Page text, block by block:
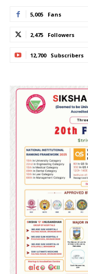
5,005 Fans
2,475 Followers
12,700 Subscribers